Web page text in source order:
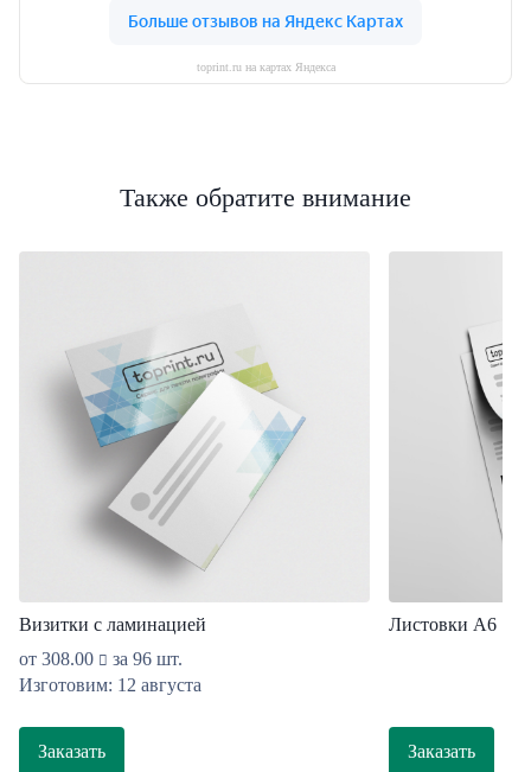
toprint.ru на картах Яндекса
Также обратите внимание
Визитки с ламинацией
от 308.00
за 96 шт.
Изготовим: 12 августа
Заказать
Листовки А6
Заказать